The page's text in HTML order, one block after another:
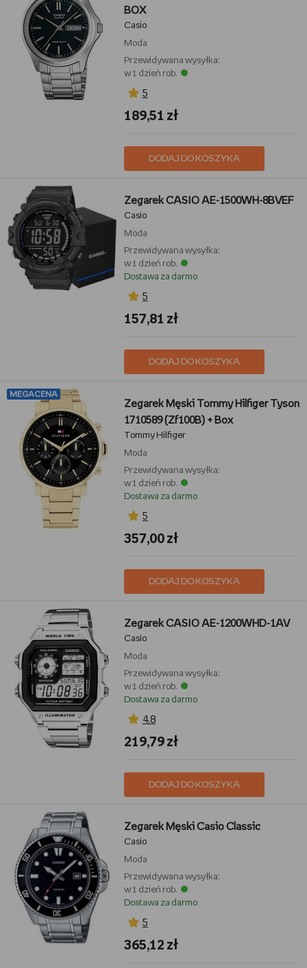
BOX
Casio
Moda
Przewidywana wysyłka:
w 1 dzień rob.
5
189,51 zł
DODAJ DO KOSZYKA
Zegarek CASIO AE-1500WH-8BVEF
Casio
Moda
Przewidywana wysyłka:
w 1 dzień rob.
Dostawa za darmo
5
157,81 zł
DODAJ DO KOSZYKA
MEGACENA
Zegarek Męski Tommy Hilfiger Tyson
1710589 (Zf100B) + Box
Tommy Hilfiger
Moda
Przewidywana wysyłka:
w 1 dzień rob.
Dostawa za darmo
5
357,00 zł
DODAJ DO KOSZYKA
Zegarek CASIO AE-1200WHD-1AV
Casio
Moda
Przewidywana wysyłka:
w 1 dzień rob.
Dostawa za darmo
4,8
219,79 zł
DODAJ DO KOSZYKA
Zegarek Męski Casio Classic
Casio
Moda
Przewidywana wysyłka:
w 1 dzień rob.
Dostawa za darmo
5
365,12 zł